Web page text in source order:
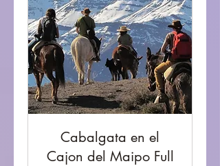
Cabalgata en el
Cajon del Maipo Full